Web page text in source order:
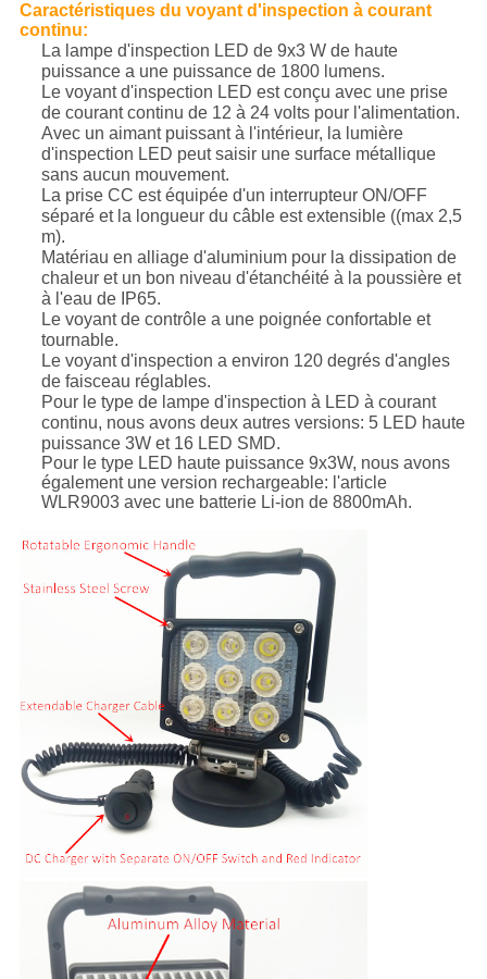
Caractéristiques du voyant d'inspection à courant
continu:
La lampe d'inspection LED de 9x3 W de haute
puissance a une puissance de 1800 lumens.
Le voyant d'inspection LED est conçu avec une prise
de courant continu de 12 à 24 volts pour l'alimentation.
Avec un aimant puissant à l'intérieur, la lumière
d'inspection LED peut saisir une surface métallique
sans aucun mouvement.
La prise CC est équipée d'un interrupteur ON/OFF
séparé et la longueur du câble est extensible ((max 2,5
m).
Matériau en alliage d'aluminium pour la dissipation de
chaleur et un bon niveau d'étanchéité à la poussière et
à l'eau de IP65.
Le voyant de contrôle a une poignée confortable et
tournable.
Le voyant d'inspection a environ 120 degrés d'angles
de faisceau réglables.
Pour le type de lampe d'inspection à LED à courant
continu, nous avons deux autres versions: 5 LED haute
puissance 3W et 16 LED SMD.
Pour le type LED haute puissance 9x3W, nous avons
également une version rechargeable: l'article
WLR9003 avec une batterie Li-ion de 8800mAh.